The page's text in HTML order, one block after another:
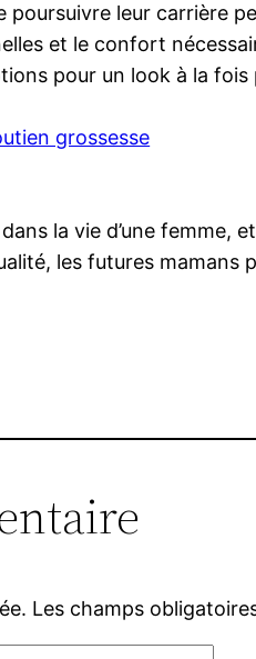
leur carrière
et le confort
pour un look à la
grossesse
la vie d’une
les futures
Les champs